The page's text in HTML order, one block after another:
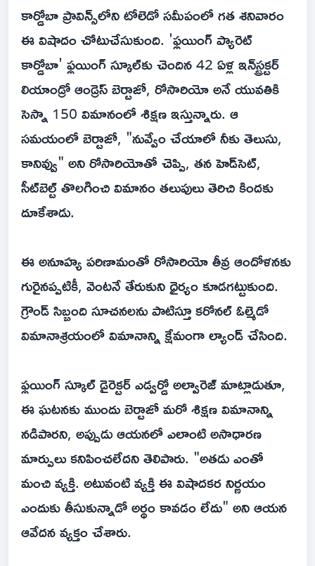
కార్డోబా ప్రావిన్స్‌లోని టోలెడో సమీపంలో గత శనివారం
ఈ విషాదం చోటుచేసుకుంది. 'ఫ్లయింగ్ ప్యారెట్
కార్డోబా' ఫ్లయింగ్ స్కూల్‌కు చెందిన 42 ఏళ్ల ఇన్‌స్ట్రక్టర్
లియాండ్రో ఆండ్రెస్ బెర్టాజో, రోసారియో అనే యువతికి
సెస్నా 150 విమానంలో శిక్షణ ఇస్తున్నారు. ఆ
సమయంలో బెర్టాజో, "నువ్వేం చేయాలో నీకు తెలుసు,
కానివ్వు" అని రోసారియోతో చెప్పి, తన హెడ్‌సెట్,
సీట్‌బెల్ట్ తొలగించి విమానం తలుపులు తెరిచి కిందకు
దూకేశాడు.
ఈ అనూహ్య పరిణామంతో రోసారియో తీవ్ర ఆందోళనకు
గురైనప్పటికీ, వెంటనే తేరుకుని ధైర్యం కూడగట్టుకుంది.
గ్రౌండ్ సిబ్బంది సూచనలను పాటిస్తూ కరోనల్ ఓల్మెడో
విమానాశ్రయంలో విమానాన్ని క్షేమంగా ల్యాండ్ చేసింది.
ఫ్లయింగ్ స్కూల్ డైరెక్టర్ ఎడ్వర్డో అల్వారెజ్ మాట్లాడుతూ,
ఈ ఘటనకు ముందు బెర్టాజో మరో శిక్షణ విమానాన్ని
నడిపారని, అప్పుడు ఆయనలో ఎలాంటి అసాధారణ
మార్పులు కనిపించలేదని తెలిపారు. "అతడు ఎంతో
మంచి వ్యక్తి. అటువంటి వ్యక్తి ఈ విషాదకర నిర్ణయం
ఎందుకు తీసుకున్నాడో అర్థం కావడం లేదు" అని ఆయన
ఆవేదన వ్యక్తం చేశారు.